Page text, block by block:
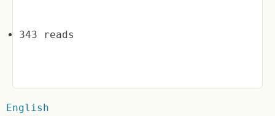
343 reads
English